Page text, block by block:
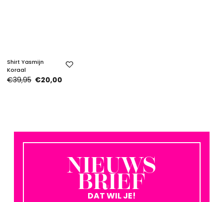
Shirt Yasmijn
Koraal
€39,95 €20,00
NIEUWS
BRIEF
DAT WIL JE!